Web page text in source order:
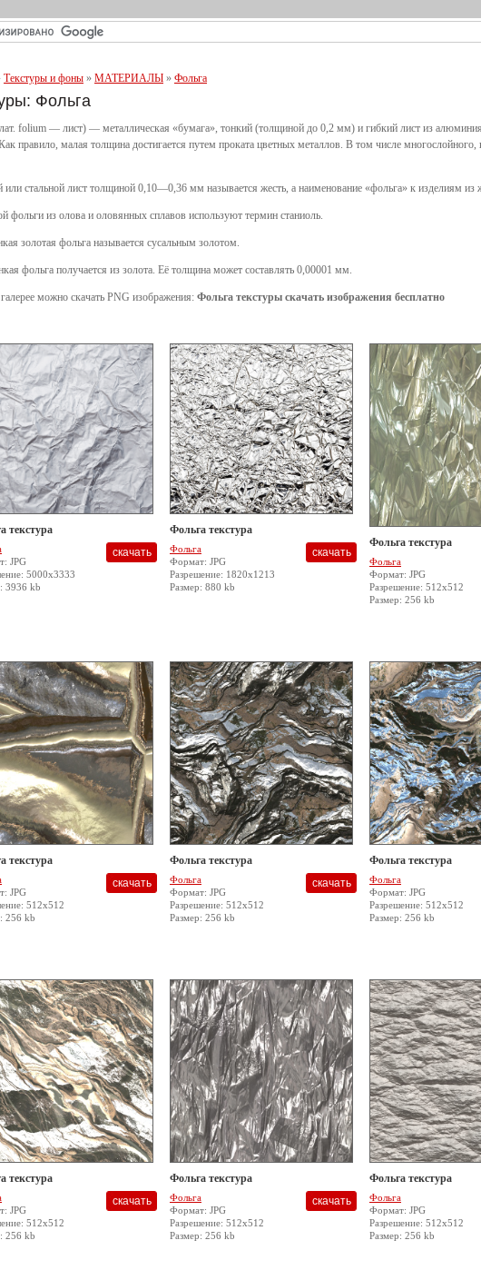
Текстуры и фоны » МАТЕРИАЛЫ » Фольга
Фольга
folium — лист) — металлическая «бумага», тонкий (толщиной до 0,2 мм) и гибкий лист из
правило, малая толщина достигается путем проката цветных металлов. В том числе многослойного,
стальной лист толщиной 0,10—0,36 мм называется жесть, а наименование «фольга» к изделиям из
фольги из олова и оловянных сплавов используют термин станиоль.
золотая фольга называется сусальным золотом.
фольга получается из золота. Её толщина может составлять 0,00001 мм.
можно скачать PNG изображения: Фольга текстуры скачать изображения бесплатно
текстура
JPG
5000x3333
3936 kb
Фольга текстура
Фольга
Формат: JPG
Разрешение: 1820x1213
Размер: 880 kb
Фольга текстура
Фольга
Формат: JPG
Разрешение: 512x512
Размер: 256 kb
текстура
JPG
512x512
256 kb
Фольга текстура
Фольга
Формат: JPG
Разрешение: 512x512
Размер: 256 kb
Фольга текстура
Фольга
Формат: JPG
Разрешение: 512x512
Размер: 256 kb
текстура
JPG
512x512
256 kb
Фольга текстура
Фольга
Формат: JPG
Разрешение: 512x512
Размер: 256 kb
Фольга текстура
Фольга
Формат: JPG
Разрешение: 512x512
Размер: 256 kb